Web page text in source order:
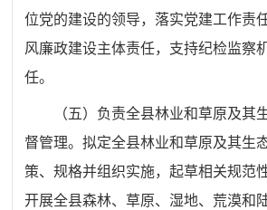
位党的建设的领导，落实党建工作责
风廉政建设主体责任，支持纪检监察
任。
（五）负责全县林业和草原及其
督管理。拟定全县林业和草原及其生
策、规格并组织实施，起草相关规范
开展全县森林、草原、湿地、荒漠和